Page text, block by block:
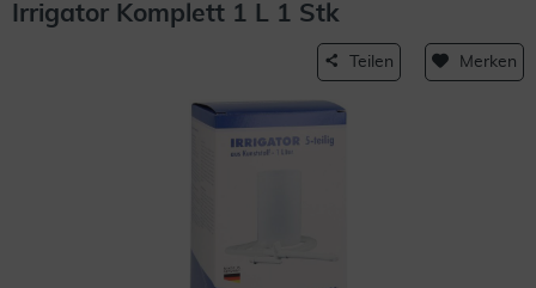
Irrigator Komplett 1 L 1 Stk
Teilen Merken